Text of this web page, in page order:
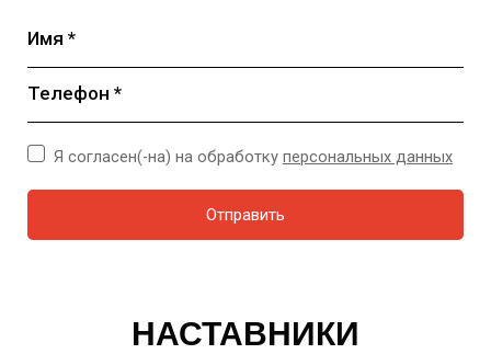
Имя *
Телефон *
Отправить
Я согласен(-на) на обработку персональных данных
НАСТАВНИКИ